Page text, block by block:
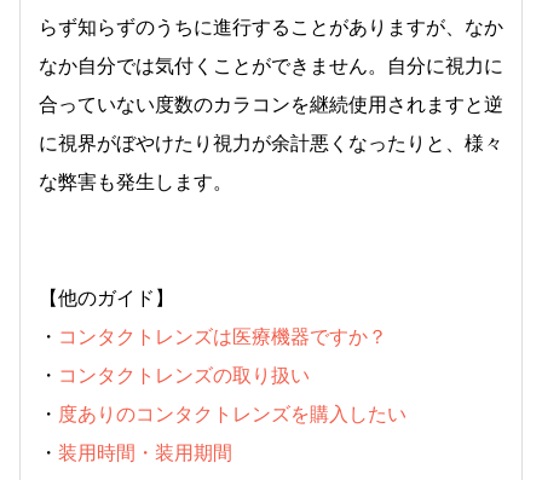
らず知らずのうちに進行することがありますが、なか
なか自分では気付くことができません。自分に視力に
合っていない度数のカラコンを継続使用されますと逆
に視界がぼやけたり視力が余計悪くなったりと、様々
な弊害も発生します。
【他のガイド】
・ コンタクトレンズは医療機器ですか？
・ コンタクトレンズの取り扱い
・ 度ありのコンタクトレンズを購入したい
・ 装用時間・装用期間